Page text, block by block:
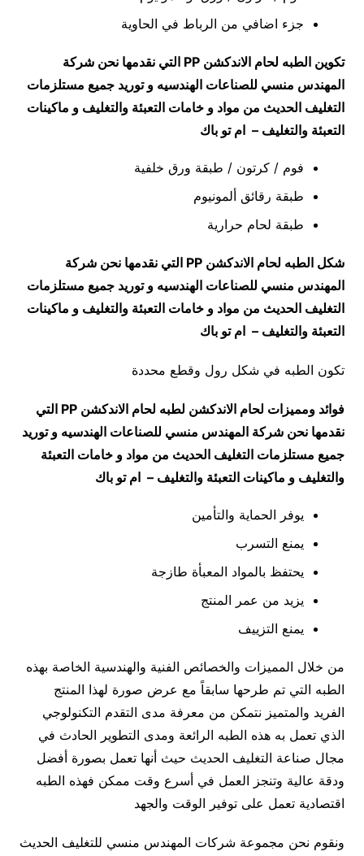
جزء اضافي من الرباط في الحاوية
تكوين الطبه لحام الاندكشن PP التي نقدمها نحن شركة
المهندس منسي للصناعات الهندسيه و توريد جميع مستلزمات
التغليف الحديث من مواد و خامات التعبئة والتغليف و ماكينات
التعبئة والتغليف – ام تو باك
فوم / كرتون / طبقة ورق خلفية
طبقة رقائق ألمونيوم
طبقة لحام حرارية
شكل الطبه لحام الاندكشن PP التي نقدمها نحن شركة
المهندس منسي للصناعات الهندسيه و توريد جميع مستلزمات
التغليف الحديث من مواد و خامات التعبئة والتغليف و ماكينات
التعبئة والتغليف – ام تو باك
تكون الطبه في شكل رول وقطع محددة
فوائد ومميزات لحام الاندكشن لطبه لحام الاندكشن PP التي
نقدمها نحن شركة المهندس منسي للصناعات الهندسيه و توريد
جميع مستلزمات التغليف الحديث من مواد و خامات التعبئة
والتغليف و ماكينات التعبئة والتغليف – ام تو باك
يوفر الحماية والتأمين
يمنع التسرب
يحتفظ بالمواد المعبأة طازجة
يزيد من عمر المنتج
يمنع التزييف
من خلال المميزات والخصائص الفنية والهندسية الخاصة بهذه
الطبه التي تم طرحها سابقاً مع عرض صورة لهذا المنتج
الفريد والمتميز نتمكن من معرفة مدى التقدم التكنولوجي
الذي تعمل به هذه الطبه الرائعة ومدى التطوير الحادث في
مجال صناعة التغليف الحديث حيث أنها تعمل بصورة أفضل
ودقة عالية وتنجز العمل في أسرع وقت ممكن فهذه الطبه
اقتصادية تعمل على توفير الوقت والجهد
ونقوم نحن مجموعة شركات المهندس منسي للتغليف الحديث